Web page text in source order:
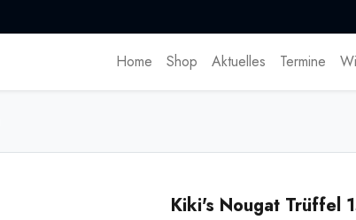
Home Shop Aktuelles Termine
Kiki's Nougat Trüffel